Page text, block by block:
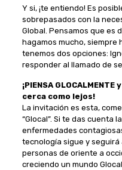
Y si, ¡te entiendo! Es
sobrepasados con la
Global. Pensamos que es
hagamos mucho, siempre
tenemos dos opciones:
responder al llamado de
¡PIENSA
cerca como lejos!
La invitación es esta,
“Glocal”. Si te das cuenta
enfermedades
tecnología sigue y
personas de oriente a
creciendo un mundo